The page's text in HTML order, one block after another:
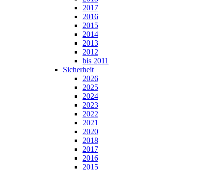
2017
2016
2015
2014
2013
2012
bis 2011
Sicherheit
2026
2025
2024
2023
2022
2021
2020
2018
2017
2016
2015